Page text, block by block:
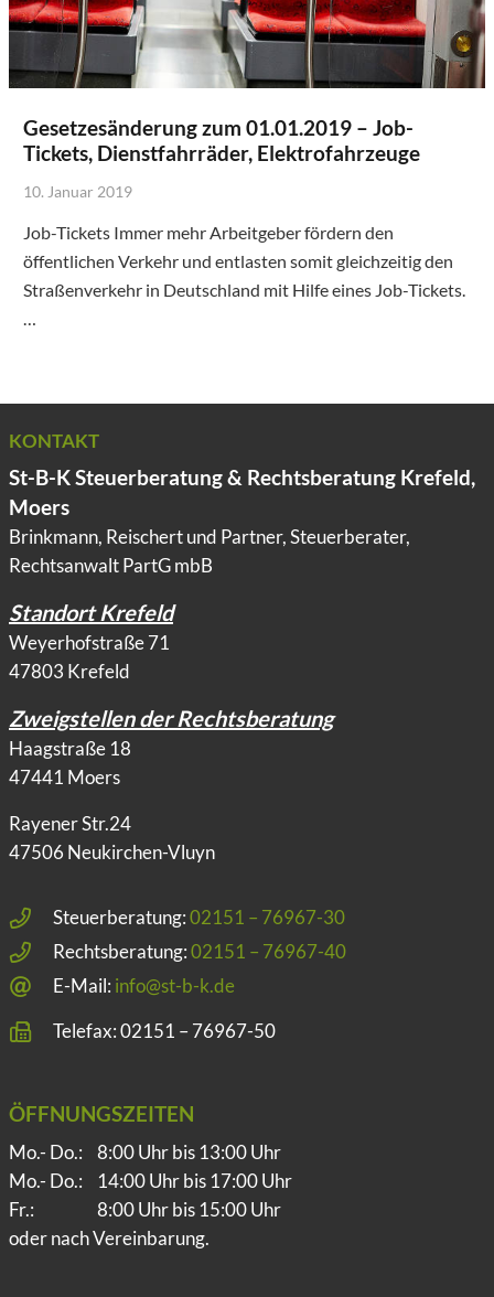
Gesetzesänderung zum 01.01.2019 – Job-
Tickets, Dienstfahrräder, Elektrofahrzeuge
10. Januar 2019
Job-Tickets Immer mehr Arbeitgeber fördern den
öffentlichen Verkehr und entlasten somit gleichzeitig den
Straßenverkehr in Deutschland mit Hilfe eines Job-Tickets.
…
KONTAKT
St-B-K Steuerberatung & Rechtsberatung Krefeld,
Moers
Brinkmann, Reischert und Partner, Steuerberater,
Rechtsanwalt PartG mbB
Standort Krefeld
Weyerhofstraße 71
47803 Krefeld
Zweigstellen der Rechtsberatung
Haagstraße 18
47441 Moers
Rayener Str.24
47506 Neukirchen-Vluyn
Steuerberatung:02151 – 76967-30
Rechtsberatung:02151 – 76967-40
E-Mail: info@st-b-k.de
Telefax: 02151 – 76967-50
ÖFFNUNGSZEITEN
Mo.- Do.:
8:00 Uhr bis 13:00 Uhr
Mo.- Do.:
14:00 Uhr bis 17:00 Uhr
Fr.:
8:00 Uhr bis 15:00 Uhr
oder nach Vereinbarung.